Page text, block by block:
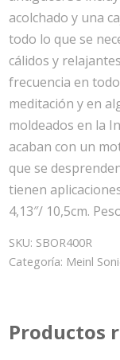
acolchado y una
todo lo que se
cálidos y
frecuencia en
meditación y en
moldeados en la
acaban con un
que se
tienen
4,13″/ 10,5cm.
SKU: SBOR400R
Categoría: Meinl
Productos